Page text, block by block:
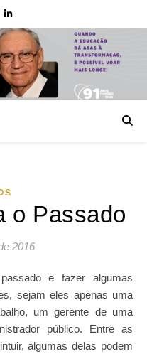
o Passado
2016
sejam eles apenas uma
um gerente de uma
público. Entre as
algumas delas podem